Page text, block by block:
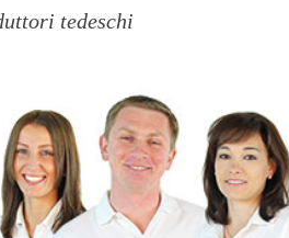
tedeschi